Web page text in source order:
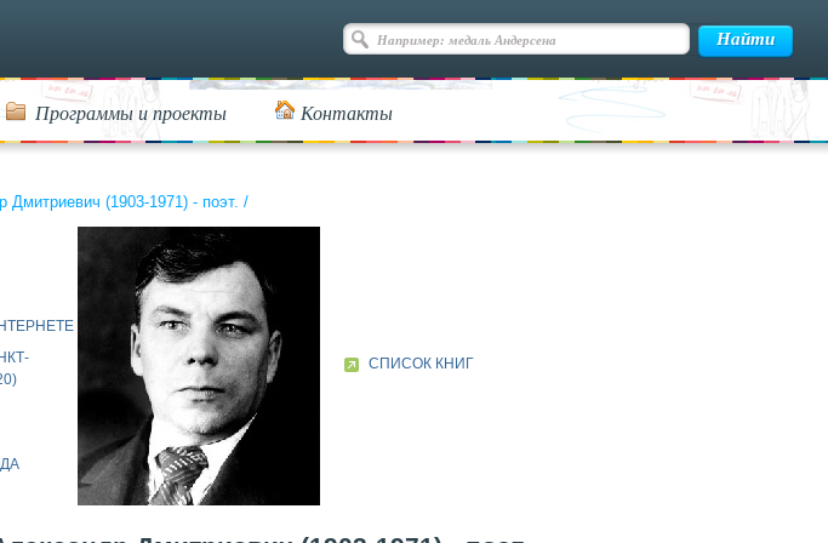
Программы и проекты Контакты
Дмитриевич (1903-1971) - поэт. /
СПИСОК КНИГ